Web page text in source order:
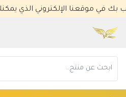
موقعنا الإلكتروني الذي يمكنك
مساعد كايا للتسويق
متصل الآن